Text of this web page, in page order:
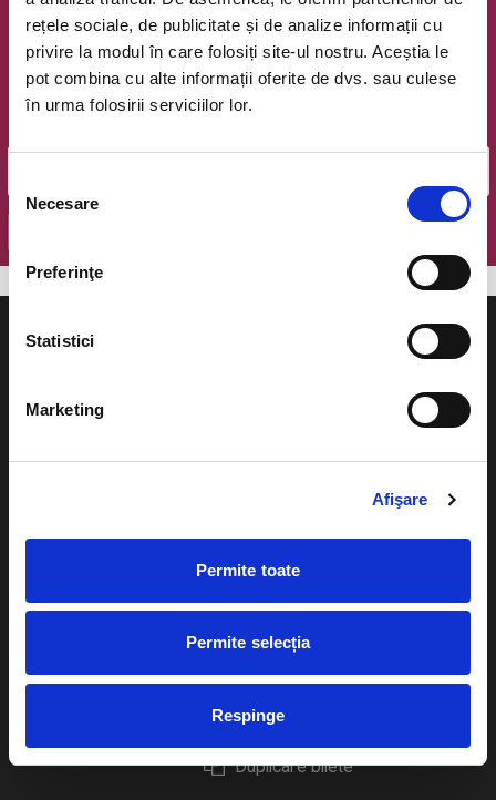
rețele sociale, de publicitate și de analize informații cu
privire la modul în care folosiți site-ul nostru. Aceștia le
pot combina cu alte informații oferite de dvs. sau culese
în urma folosirii serviciilor lor.
consimțământului
Necesare
Preferinţe
Statistici
Marketing
Afişare
Permite toate
Permite selecția
Respinge
Newsletter @ Bilete.ro
Oferte exclusive si o editie saptamanala cu cele mai noi
evenimente.
Cum comand bilete?
Plata online sau cash
eBilet printat acasa
Livrare prin curier
Returnare bilete
Duplicare bilete
Evenimente
festivaluri
Pentru copii